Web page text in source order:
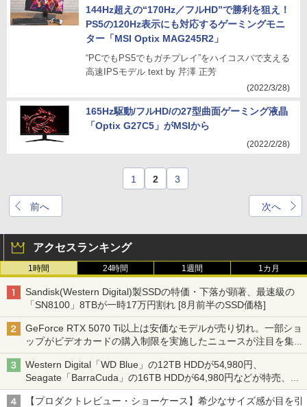
144Hz超えの“170Hz／フルHD”で勝利を狙え！
PS5の120Hz表示にも対応するゲーミングモニ
ター「MSI Optix MAG245R2」
“PCでもPS5でもガチプレイ”をハイコスパで支える
高速IPSモデル text by 芹澤 正芳
(2022/3/28)
165Hz駆動/フルHD/の27型曲面ゲーミング液晶
「Optix G27C5」がMSIから
(2022/2/28)
前へ
1 2 3
次へ
アクセスランキング
1時間 24時間 1週間 1カ月
Sandisk(Western Digital)製SSDの特価・下落が顕著、最速級の
「SN8100」8TBが一時17万円割れ [8月前半のSSD価格]
GeForce RTX 5070 Ti以上は安価なモデルが売り切れ。一部ショ
ップがビデオカードの購入制限を実施したニュースが注目を集め
る AKIBA PC Hotline! 先週のアクセスランキング 26年7月27日～
26年8月3日
Western Digital「WD Blue」の12TB HDDが54,980円、
Seagate「BarraCuda」の16TB HDDが64,980円などが特売、
NAS・ビジネス向けは上昇傾向 [8月前半のHDD価格]
【プロダクトレビュー・ショーケース】希少なサイズ感が目を引